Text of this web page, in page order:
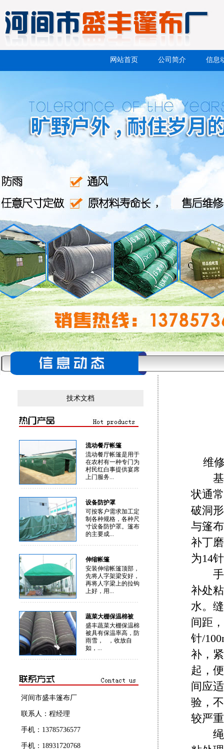
网站首页 公司简介 信息
技术文档
流动餐厅帐篷
流动餐厅帐篷是用于
在农村有一种专门为
村民红白事提供宴席
上门服务...
设备防护罩
可按客户需求加工定
制各种规格，各种尺
寸设备防护罩。篷布
的主要成...
伸缩帐篷
安装伸缩帐篷顶部，
先将人字架梁安好，
再将人字梁上的拉钩
上好，用...
蔬菜大棚保温棉被
盛丰蔬菜大棚保温棉
被具有保温率高，防
雨雪， ，收放自
如，...
河间市盛丰篷布厂
联系人：程经理
手机：13785736577
手机：18931720768
维
基本
状通
破洞
与篷
补丁
为14
手工
补处
水。
间距
针/
补，
起，
间应
验，
较严
绳头